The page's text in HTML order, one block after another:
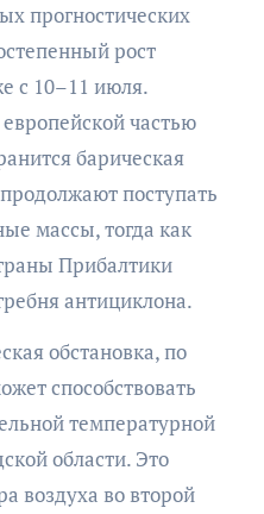
прогностических
рост
с 10–11 июля.
частью
барическая
поступать
массы, тогда как
Прибалтики
антициклона.
обстановка, по
способствовать
температурной
области. Это
воздуха во второй